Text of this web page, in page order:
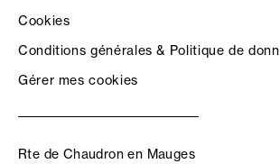
Cookies
Conditions générales & Politique de
Gérer mes cookies
Rte de Chaudron en Mauges